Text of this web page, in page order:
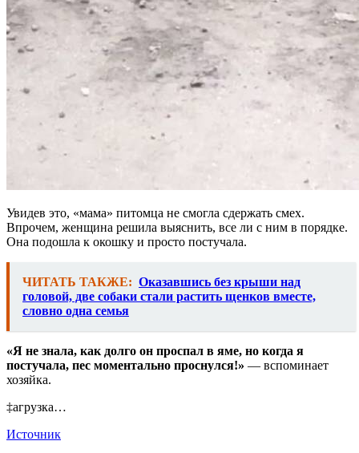
Увидев это, «мама» питомца не смогла сдержать смех.
Впрочем, женщина решила выяснить, все ли с ним в порядке.
Она подошла к окошку и просто постучала.
ЧИТАТЬ ТАКЖЕ: Оказавшись без крыши над
головой, две собаки стали растить щенков вместе,
словно одна семья
«Я не знала, как долго он проспал в яме, но когда я
постучала, пес моментально проснулся!» — вспоминает
хозяйка.
‡агрузка…
Источник